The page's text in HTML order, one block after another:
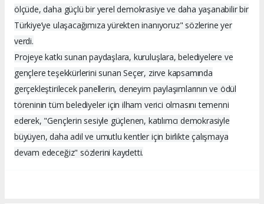
ölçüde, daha güçlü bir yerel demokrasiye ve daha yaşanabilir bir
Türkiye’ye ulaşacağımıza yürekten inanıyoruz" sözlerine yer
verdi.
Projeye katkı sunan paydaşlara, kuruluşlara, belediyelere ve
gençlere teşekkürlerini sunan Seçer, zirve kapsamında
gerçekleştirilecek panellerin, deneyim paylaşımlarının ve ödül
töreninin tüm belediyeler için ilham verici olmasını temenni
ederek, "Gençlerin sesiyle güçlenen, katılımcı demokrasiyle
büyüyen, daha adil ve umutlu kentler için birlikte çalışmaya
devam edeceğiz" sözlerini kaydetti.